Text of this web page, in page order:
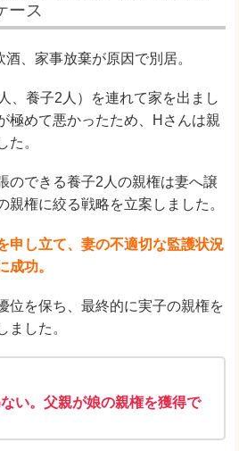
ース
、家事放棄が原因で別居。
、養子2人）を連れて家を出まし
極めて悪かったため、Hさんは親
た。
のできる養子2人の親権は妻へ譲
親権に絞る戦略を立案しました。
申し立て、妻の不適切な監護状況
成功。
位を保ち、最終的に実子の親権を
ました。
い。父親が娘の親権を獲得で